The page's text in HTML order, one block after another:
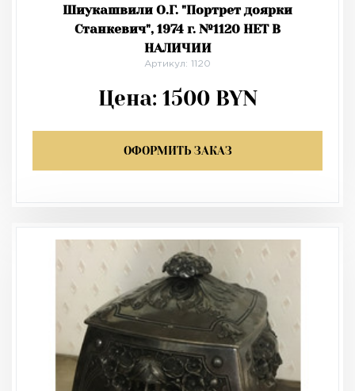
Шиукашвили О.Г. "Портрет доярки
Станкевич", 1974 г. №1120 НЕТ В
НАЛИЧИИ
Артикул: 1120
Цена: 1500BYN
ОФОРМИТЬ ЗАКАЗ